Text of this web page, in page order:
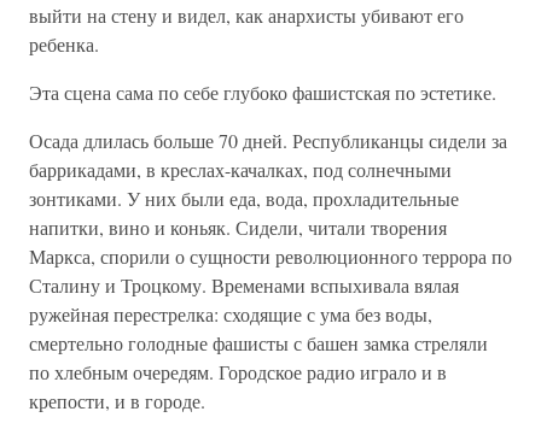
выйти на стену и видел, как анархисты убивают его
ребенка.
Эта сцена сама по себе глубоко фашистская по эстетике.
Осада длилась больше 70 дней. Республиканцы сидели за
баррикадами, в креслах-качалках, под солнечными
зонтиками. У них были еда, вода, прохладительные
напитки, вино и коньяк. Сидели, читали творения
Маркса, спорили о сущности революционного террора по
Сталину и Троцкому. Временами вспыхивала вялая
ружейная перестрелка: сходящие с ума без воды,
смертельно голодные фашисты с башен замка стреляли
по хлебным очередям. Городское радио играло и в
крепости, и в городе.